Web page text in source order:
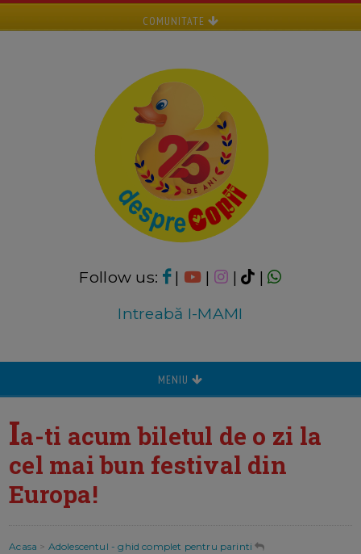
COMUNITATE
Follow us: | | |
|
Intreabă I-MAMI
MENIU
Ia-ti acum biletul de o zi la
cel mai bun festival din
Europa!
Acasa > Adolescentul - ghid complet pentru parinti